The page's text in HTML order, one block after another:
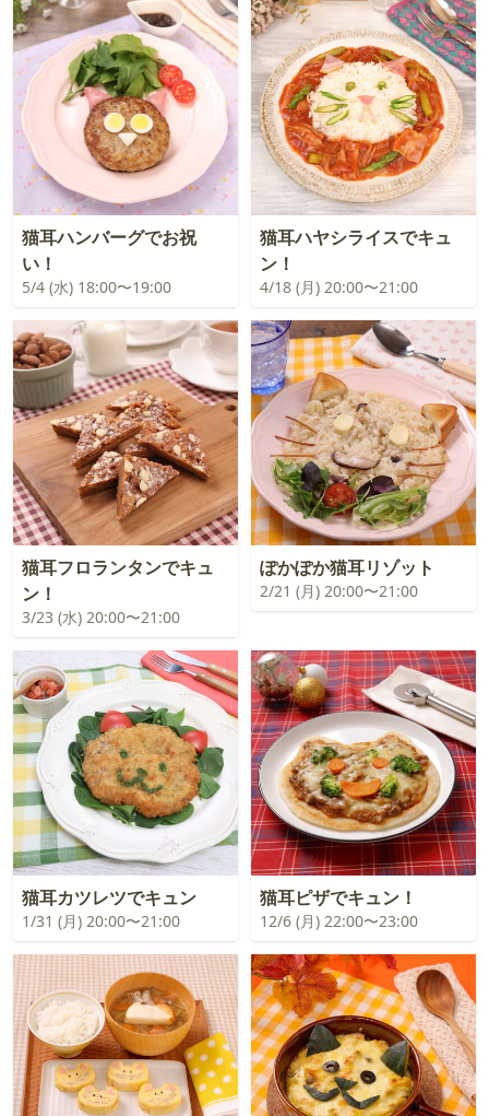
猫耳ハンバーグでお祝
い！
5/4 (水) 18:00〜19:00
猫耳ハヤシライスでキュ
ン！
4/18 (月) 20:00〜21:00
猫耳フロランタンでキュ
ン！
3/23 (水) 20:00〜21:00
ぽかぽか猫耳リゾット
2/21 (月) 20:00〜21:00
猫耳カツレツでキュン
1/31 (月) 20:00〜21:00
猫耳ピザでキュン！
12/6 (月) 22:00〜23:00